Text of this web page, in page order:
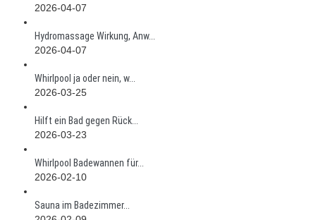
2026-04-07
Hydromassage Wirkung, Anw...
2026-04-07
Whirlpool ja oder nein, w...
2026-03-25
Hilft ein Bad gegen Rück...
2026-03-23
Whirlpool Badewannen für...
2026-02-10
Sauna im Badezimmer...